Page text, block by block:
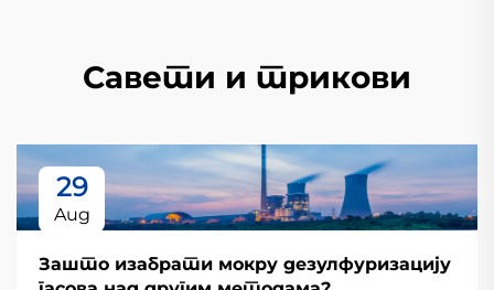
Савети и трикови
29
Aug
Зашто изабрати мокру дезулфуризацију